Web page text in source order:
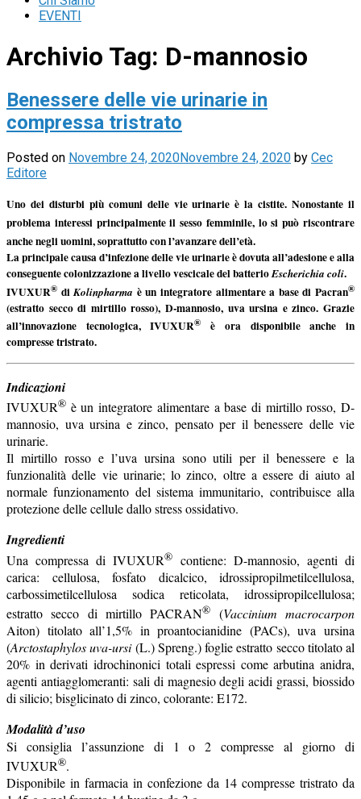
EVENTI
Archivio Tag: D-mannosio
Benessere delle vie urinarie in
compressa tristrato
Posted on Novembre 24, 2020Novembre 24, 2020 by Cec
Editore
Uno dei disturbi più comuni delle vie urinarie è la cistite. Nonostante il
problema interessi principalmente il sesso femminile, lo si può riscontrare
anche negli uomini, soprattutto con l’avanzare dell’età.
La principale causa d’infezione delle vie urinarie è dovuta all’adesione e alla
conseguente colonizzazione a livello vescicale del batterioEscherichia coli.
IVUXUR® diKolinpharma è un integratore alimentare a base di Pacran®
(estratto secco di mirtillo rosso), D-mannosio, uva ursina e zinco. Grazie
all’innovazione tecnologica, IVUXUR®
è ora disponibile anche in
compresse tristrato.
Indicazioni
IVUXUR® è un integratore alimentare a base di mirtillo rosso, D-
mannosio, uva ursina e zinco, pensato per il benessere delle vie
urinarie.
Il mirtillo rosso e l’uva ursina sono utili per il benessere e la
funzionalità delle vie urinarie; lo zinco, oltre a essere di aiuto al
normale funzionamento del sistema immunitario, contribuisce alla
protezione delle cellule dallo stress ossidativo.
Ingredienti
Una compressa di IVUXUR® contiene: D-mannosio, agenti di
carica: cellulosa, fosfato dicalcico, idrossipropilmetilcellulosa,
carbossimetilcellulosa sodica reticolata, idrossipropilcellulosa;
estratto secco di mirtillo PACRAN® (Vaccinium macrocarpon
Aiton) titolato all’1,5% in proantocianidine (PACs), uva ursina
(Arctostaphylos uva-ursi(L.) Spreng.) foglie estratto secco titolato al
20% in derivati idrochinonici totali espressi come arbutina anidra,
agenti antiagglomeranti: sali di magnesio degli acidi grassi, biossido
di silicio; bisglicinato di zinco, colorante: E172.
Modalità d’uso
Si consiglia l’assunzione di 1 o 2 compresse al giorno di
IVUXUR®.
Disponibile in farmacia in confezione da 14 compresse tristrato da